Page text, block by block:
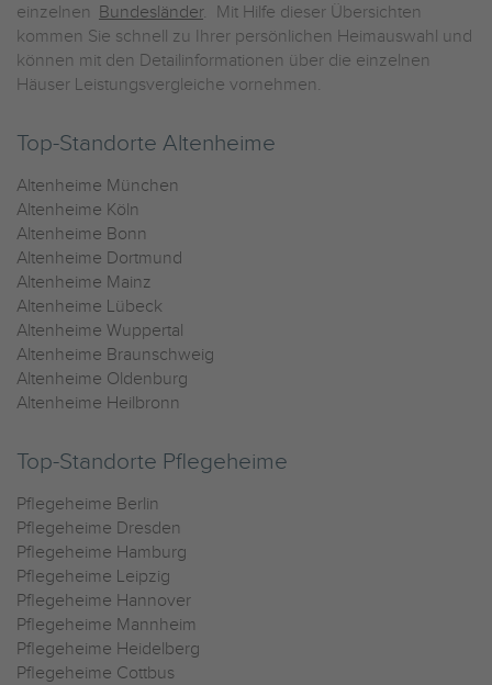
einzelnen Bundesländer. Mit Hilfe dieser Übersichten
kommen Sie schnell zu Ihrer persönlichen Heimauswahl und
können mit den Detailinformationen über die einzelnen
Häuser Leistungsvergleiche vornehmen.
Top-Standorte Altenheime
Altenheime München
Altenheime Köln
Altenheime Bonn
Altenheime Dortmund
Altenheime Mainz
Altenheime Lübeck
Altenheime Wuppertal
Altenheime Braunschweig
Altenheime Oldenburg
Altenheime Heilbronn
Top-Standorte Pflegeheime
Pflegeheime Berlin
Pflegeheime Dresden
Pflegeheime Hamburg
Pflegeheime Leipzig
Pflegeheime Hannover
Pflegeheime Mannheim
Pflegeheime Heidelberg
Pflegeheime Cottbus